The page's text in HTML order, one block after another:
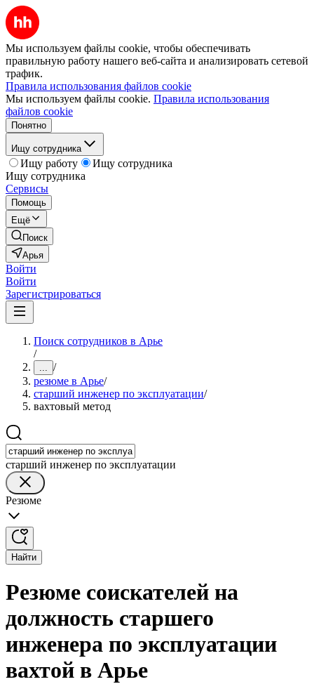
Мы используем файлы cookie, чтобы обеспечивать
правильную работу нашего веб-сайта и анализировать сетевой
трафик.
Правила использования файлов cookie
Мы используем файлы cookie. Правила использования
файлов cookie
Понятно
Ищу сотрудника
Ищу работу
Ищу сотрудника
Ищу сотрудника
Сервисы
Помощь
Ещё
Поиск
Арья
Войти
Войти
Зарегистрироваться
Поиск сотрудников в Арье
/
... /
резюме в Арье/
старший инженер по эксплуатации/
вахтовый метод
старший инженер по эксплуатации
Резюме
Найти
Резюме соискателей на
должность старшего
инженера по эксплуатации
вахтой в Арье